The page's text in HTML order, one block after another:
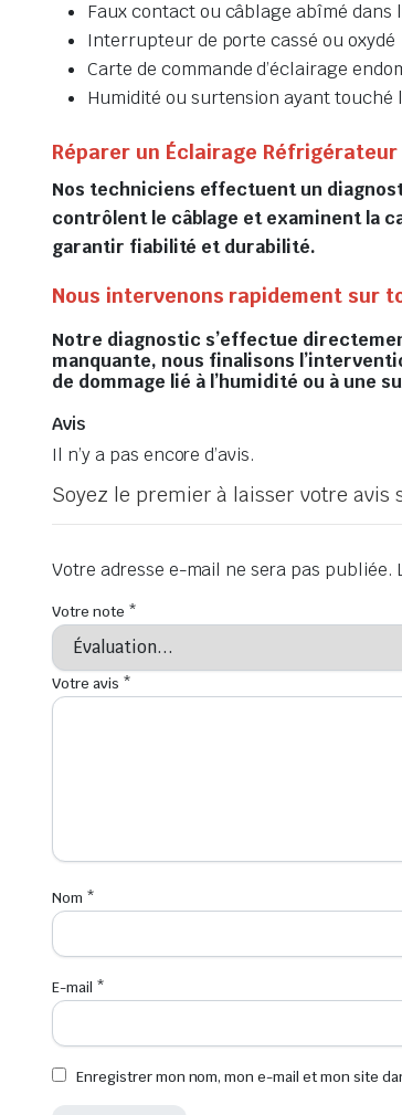
Faux contact ou câblage abîmé dans
Interrupteur de porte cassé ou oxydé
Carte de commande d’éclairage
Humidité ou surtension ayant touché
Réparer un Éclairage
Nos techniciens effectuent un
contrôlent le câblage et examinent la
garantir fiabilité et durabilité.
Nous intervenons rapidement sur
Notre diagnostic s’effectue
manquante, nous finalisons
de dommage lié à l’humidité ou à une
Avis
Il n’y a pas encore d’avis.
Soyez le premier à laisser votre avis
Votre adresse e-mail ne sera pas publiée.
Votre note *
Votre avis *
Nom *
E-mail *
Enregistrer mon nom, mon e-mail et mon site